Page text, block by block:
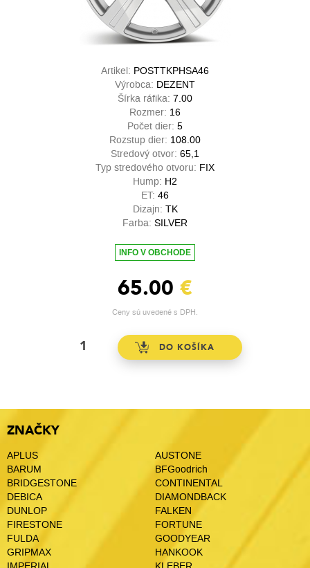
Artikel: POSTTKPHSA46
Výrobca: DEZENT
Šírka ráfika: 7.00
Rozmer: 16
Počet dier: 5
Rozstup dier: 108.00
Stredový otvor: 65,1
Typ stredového otvoru: FIX
Hump: H2
ET: 46
Dizajn: TK
Farba: SILVER
INFO V OBCHODE
65.00 €
Ceny sú uvedené s DPH.
ZNAČKY
APLUS
AUSTONE
BARUM
BFGoodrich
BRIDGESTONE
CONTINENTAL
DEBICA
DIAMONDBACK
DUNLOP
FALKEN
FIRESTONE
FORTUNE
FULDA
GOODYEAR
GRIPMAX
HANKOOK